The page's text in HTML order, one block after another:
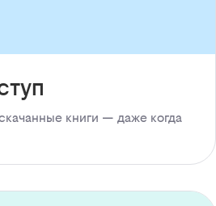
книги — даже когда